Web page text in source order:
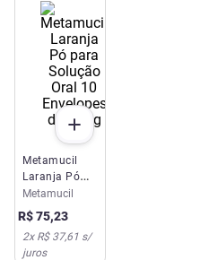
Metamucil
Laranja Pó
para Solução
Oral 10
Envelopes de
5,85g
Metamucil
R$75,23
2x R$ 37,61 s/
juros